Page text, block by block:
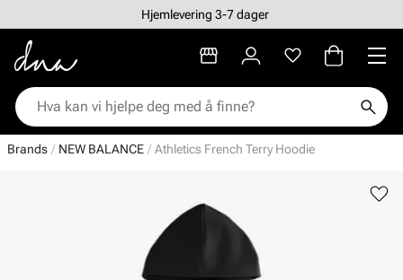
Hjemlevering 3-7 dager
Brands NEW BALANCE Athletics French Terry Hoodie